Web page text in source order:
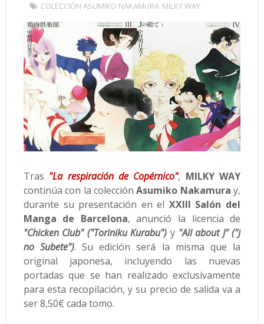
COLECCIÓN ASUMIKO NAKAMURA MILKY WAY
Tras "La respiración de Copérnico", MILKY WAY
continúa con la colecciónAsumiko Nakamura y,
durante su presentación en el XXIII Salón del
Manga de Barcelona, anunció la licencia de
"Chicken Club" ("Toriniku Kurabu") y "All about J" ("J
no Subete"). Su edición será la misma que la
original japonesa, incluyendo las nuevas
portadas que se han realizado exclusivamente
para esta recopilación, y su precio de salida va a
ser 8,50€ cada tomo.